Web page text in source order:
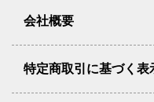
会社概要
特定商取引に基づく表